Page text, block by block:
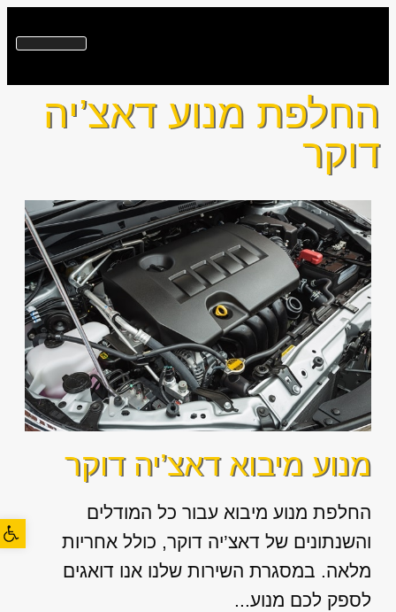
פתח
החלפת מנוע דאצ’יה
דוקר
מנוע מיבוא דאצ’יה דוקר
החלפת מנוע מיבוא עבור כל המודלים
והשנתונים של דאצ’יה דוקר, כולל אחריות
מלאה. במסגרת השירות שלנו אנו דואגים
לספק לכם מנוע...